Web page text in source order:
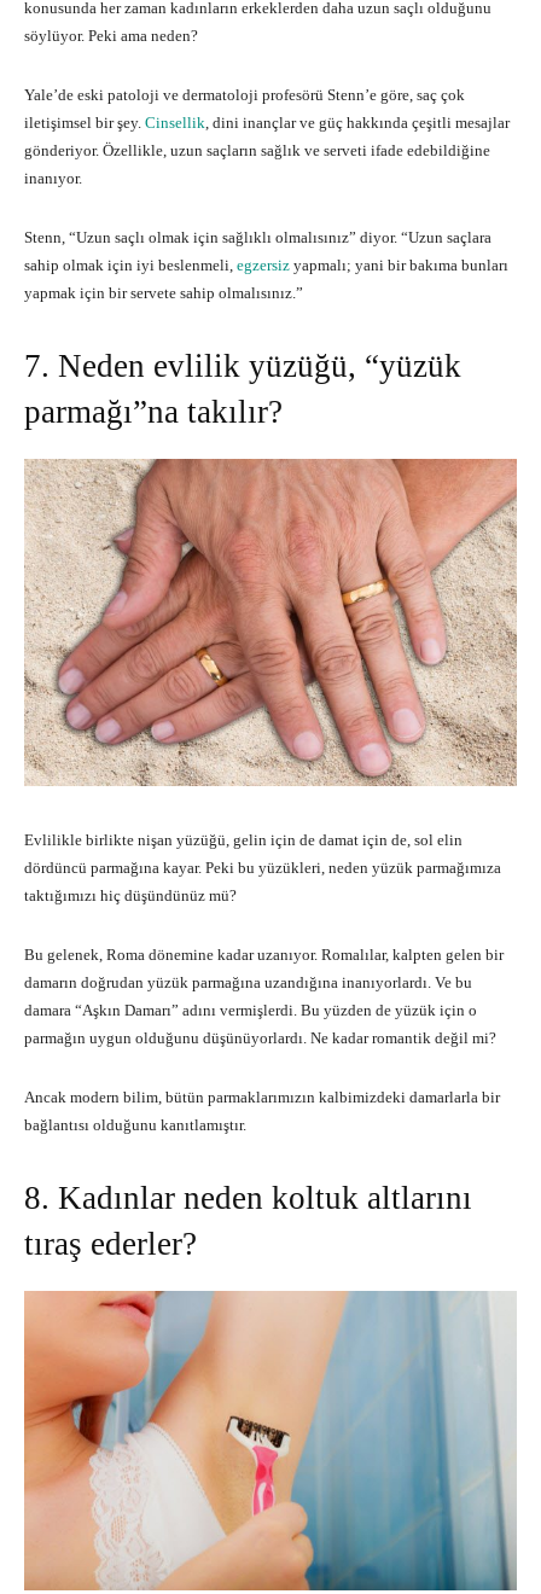
konusunda her zaman kadınların erkeklerden daha uzun saçlı olduğunu
söylüyor. Peki ama neden?
Yale’de eski patoloji ve dermatoloji profesörü Stenn’e göre, saç çok
iletişimsel bir şey. Cinsellik , dini inançlar ve güç hakkında çeşitli mesajlar
gönderiyor. Özellikle, uzun saçların sağlık ve serveti ifade edebildiğine
inanıyor.
Stenn, “Uzun saçlı olmak için sağlıklı olmalısınız” diyor. “Uzun saçlara
sahip olmak için iyi beslenmeli, egzersiz yapmalı; yani bir bakıma bunları
yapmak için bir servete sahip olmalısınız.”
7. Neden evlilik yüzüğü, “yüzük
parmağı”na takılır?
Evlilikle birlikte nişan yüzüğü, gelin için de damat için de, sol elin
dördüncü parmağına kayar. Peki bu yüzükleri, neden yüzük parmağımıza
taktığımızı hiç düşündünüz mü?
Bu gelenek, Roma dönemine kadar uzanıyor. Romalılar, kalpten gelen bir
damarın doğrudan yüzük parmağına uzandığına inanıyorlardı. Ve bu
damara “Aşkın Damarı” adını vermişlerdi. Bu yüzden de yüzük için o
parmağın uygun olduğunu düşünüyorlardı. Ne kadar romantik değil mi?
Ancak modern bilim, bütün parmaklarımızın kalbimizdeki damarlarla bir
bağlantısı olduğunu kanıtlamıştır.
8. Kadınlar neden koltuk altlarını
tıraş ederler?